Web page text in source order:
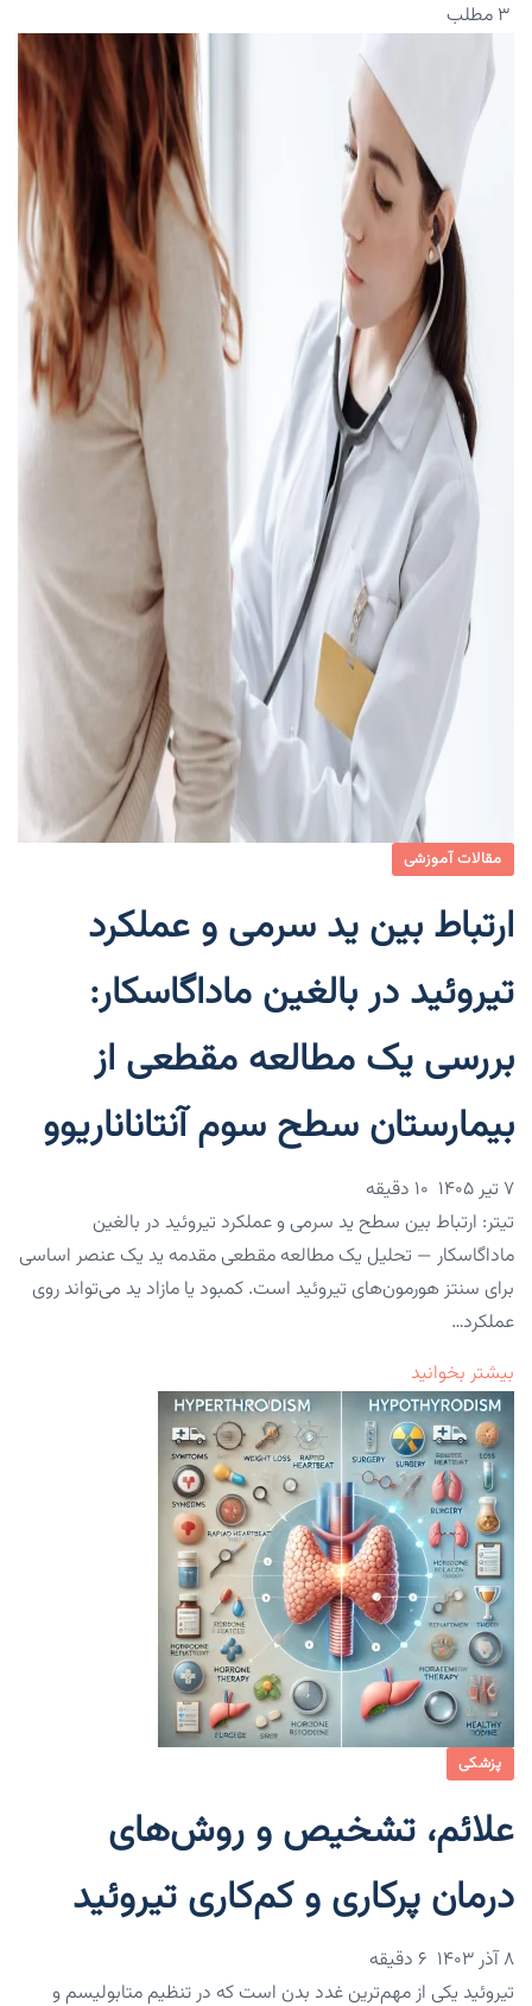
۳ مطلب
مقالات آموزشی
ارتباط بین ید سرمی و عملکرد
تیروئید در بالغین ماداگاسکار:
بررسی یک مطالعه مقطعی از
بیمارستان سطح سوم آنتاناناریوو
۷ تیر ۱۴۰۵
تیتر: ارتباط بین سطح ید سرمی و عملکرد تیروئید در بالغین
ماداگاسکار — تحلیل یک مطالعه مقطعی مقدمه ید یک عنصر اساسی
برای سنتز هورمون‌های تیروئید است. کمبود یا مازاد ید می‌تواند روی
عملکرد…
بیشتر بخوانید
پزشکی
علائم، تشخیص و روش‌های
درمان پرکاری و کم‌کاری تیروئید
۸ آذر ۱۴۰۳
تیروئید یکی از مهم‌ترین غدد بدن است که در تنظیم متابولیسم و